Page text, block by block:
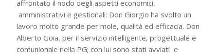
affrontato il nodo degli aspetti economici,
amministrativi e gestionali: Don Giorgio ha svolto un
lavoro molto grande per mole, qualità ed efficacia. Don
Alberto Goia, per il servizio intelligente, progettuale e
comunionale nella PG; con lui sono stati avviati e